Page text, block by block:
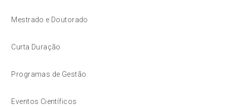
Mestrado e Doutorado
Curta Duração
Programas de Gestão
Eventos Científicos